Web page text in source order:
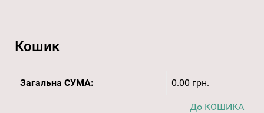
Кошик
Загальна СУМА: 0.00 грн.
До КОШИКА